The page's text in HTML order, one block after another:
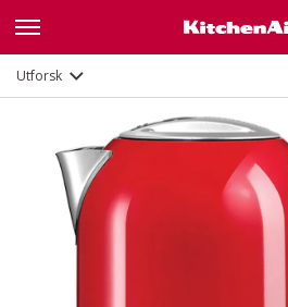
Utforsk